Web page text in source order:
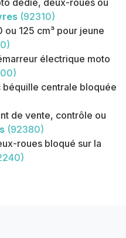
(92310)
125 cm³ pour jeune
électrique moto
centrale bloquée
de vente, contrôle ou
(92380)
roues bloqué sur la